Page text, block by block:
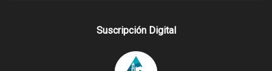
Suscripción Digital